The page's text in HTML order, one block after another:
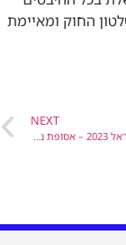
ומאיימת
שינויי המשטר בישראל 2023 – אסופת ניירות עמדה